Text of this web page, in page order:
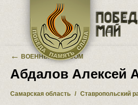
Перейти к основному содержанию
← ВОЕННЫЙ АЛЬБОМ
Абдалов Алексей
Самарская область / Ставропольский